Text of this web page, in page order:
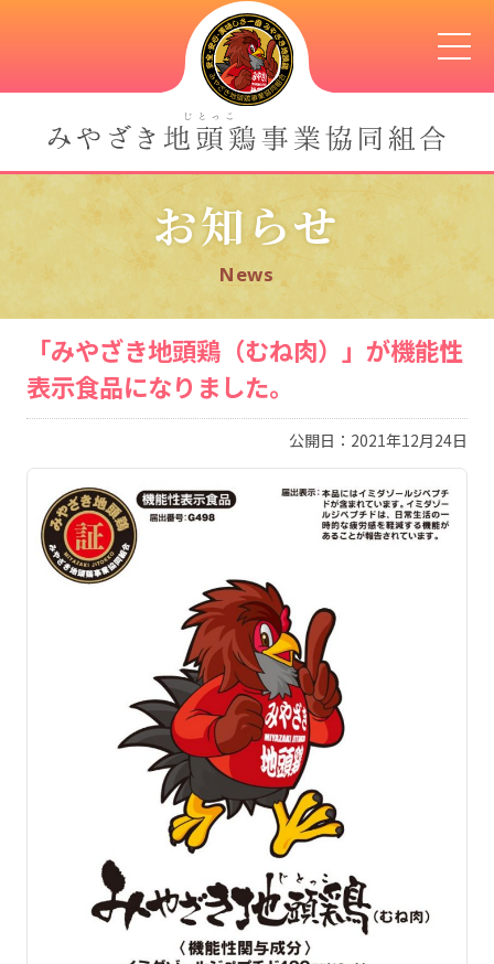
お知らせ
News
「みやざき地頭鶏（むね肉）」が機能性
表示食品になりました。
公開日：2021年12月24日